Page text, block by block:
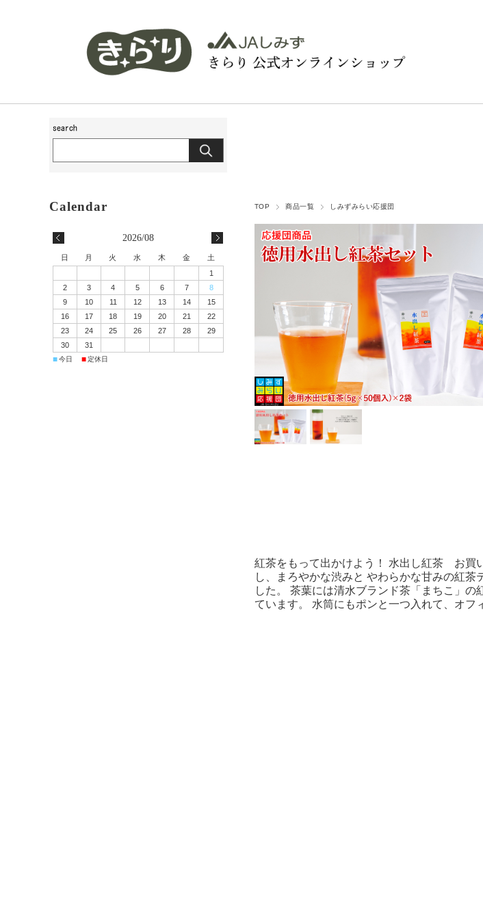
TOP 商品一覧 しみずみらい応援団
紅茶をもって出かけよう！ 水出し紅茶 お買
し、まろやかな渋みと やわらかな甘みの紅
した。 茶葉には清水ブランド茶「まちこ」
ています。 水筒にもポンと一つ入れて、オフ
2026/08
日 月 火 水 木 金
土
1
2
3 4 5 6 7
8
9
10 11 12 13 14
15
16
17 18 19 20 21
22
23
24 25 26 27 28
29
30
31
■今日 ■定休日